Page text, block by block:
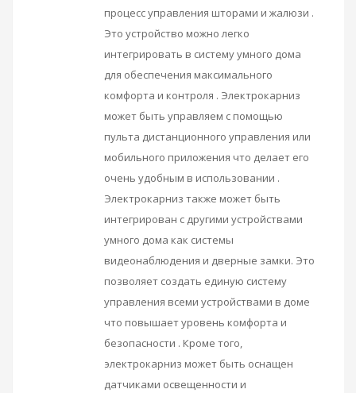
процесс управления шторами и жалюзи .
Это устройство можно легко
интегрировать в систему умного дома
для обеспечения максимального
комфорта и контроля . Электрокарниз
может быть управляем с помощью
пульта дистанционного управления или
мобильного приложения что делает его
очень удобным в использовании .
Электрокарниз также может быть
интегрирован с другими устройствами
умного дома как системы
видеонаблюдения и дверные замки. Это
позволяет создать единую систему
управления всеми устройствами в доме
что повышает уровень комфорта и
безопасности . Кроме того,
электрокарниз может быть оснащен
датчиками освещенности и